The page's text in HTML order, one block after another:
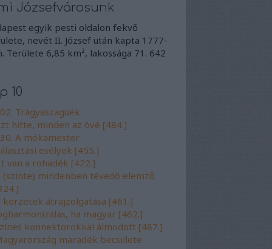
Józsefvárosunk
egyik pesti oldalon fekvő
nevét II. József után kapta 1777-
Területe 6,85 km², lakossága 71. 642
10
Trágyaszagúék
hitte, minden az övé [484.]
A mókamester
esélyek [455.]
van a rohadék [422.]
(szinte) mindenben tévedő elemző
körzetek átrajzolgatása [461.]
ha magyar [462.]
konnektorokkal álmodott [487.]
maradék becsülete